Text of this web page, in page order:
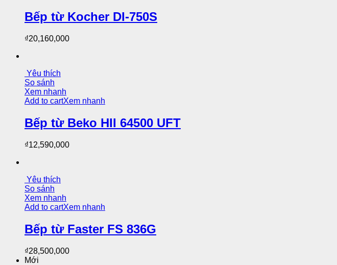
Bếp từ Kocher DI-750S
₫20,160,000
Yêu thích
So sánh
Xem nhanh
Add to cartXem nhanh
Bếp từ Beko HII 64500 UFT
₫12,590,000
Yêu thích
So sánh
Xem nhanh
Add to cartXem nhanh
Bếp từ Faster FS 836G
₫28,500,000
Mới